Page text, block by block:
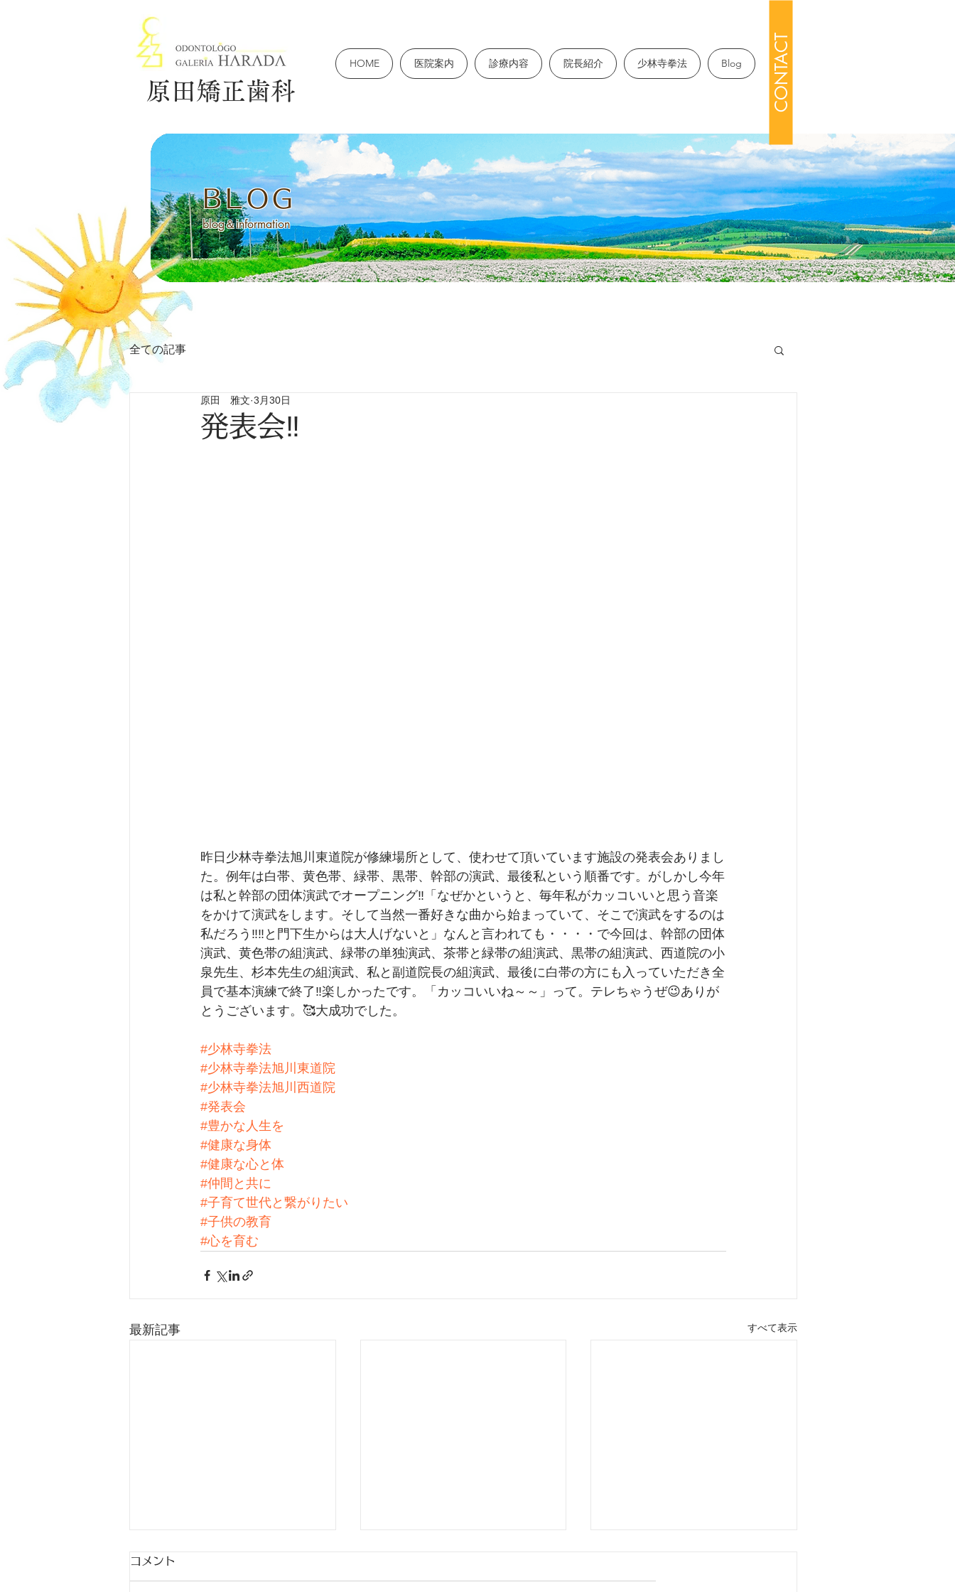
原田矯正歯科 CONTACT
HOME 医院案内 診療内容 院長紹介 少林寺拳法 Blog
BLOG
blog＆information
全ての記事
発表会‼️
原田 雅文 3月30日
昨日少林寺拳法旭川東道院が修練場所として、使わせて頂いています施設の発表会ありまし
た。例年は白帯、黄色帯、緑帯、黒帯、幹部の演武、最後私という順番です。がしかし今年
は私と幹部の団体演武でオープニング‼️「なぜかというと、毎年私がカッコいいと思う音楽
をかけて演武をします。そして当然一番好きな曲から始まっていて、そこで演武をするのは
私だろう‼️‼️と門下生からは大人げないと」なんと言われても・・・・で今回は、幹部の団体
演武、黄色帯の組演武、緑帯の単独演武、茶帯と緑帯の組演武、黒帯の組演武、西道院の小
泉先生、杉本先生の組演武、私と副道院長の組演武、最後に白帯の方にも入っていただき全
員で基本演練で終了‼️楽しかったです。「カッコいいね～～」って。テレちゃうぜ😉ありが
とうございます。🥰大成功でした。
#少林寺拳法
#少林寺拳法旭川東道院
#少林寺拳法旭川西道院
#発表会
#豊かな人生を
#健康な身体
#健康な心と体
#仲間と共に
#子育て世代と繋がりたい
#子供の教育
#心を育む
最新記事 すべて表示
コメント